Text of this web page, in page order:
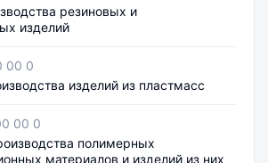
резиновых и
изделий
00 0
изделий из пластмасс
00 0
полимерных
материалов и изделий из них